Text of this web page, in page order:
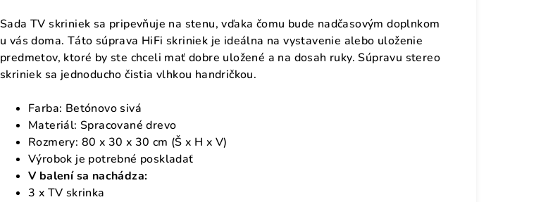
Sada TV skriniek sa pripevňuje na stenu, vďaka čomu bude nadčasovým doplnkom
u vás doma. Táto súprava HiFi skriniek je ideálna na vystavenie alebo uloženie
predmetov, ktoré by ste chceli mať dobre uložené a na dosah ruky. Súpravu stereo
skriniek sa jednoducho čistia vlhkou handričkou.
Farba: Betónovo sivá
Materiál: Spracované drevo
Rozmery: 80 x 30 x 30 cm (Š x H x V)
Výrobok je potrebné poskladať
V balení sa nachádza:
3 x TV skrinka